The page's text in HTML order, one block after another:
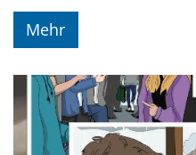
Mehr